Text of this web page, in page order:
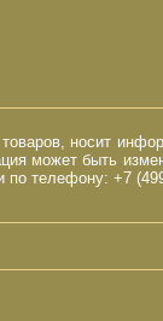
носит
может быть
по телефону: +7